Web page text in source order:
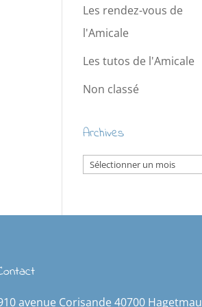
Les rendez-vous de
l'Amicale
Les tutos de l'Amicale
Non classé
Archives
Archives
avenue Corisande 40700 Hagetmau